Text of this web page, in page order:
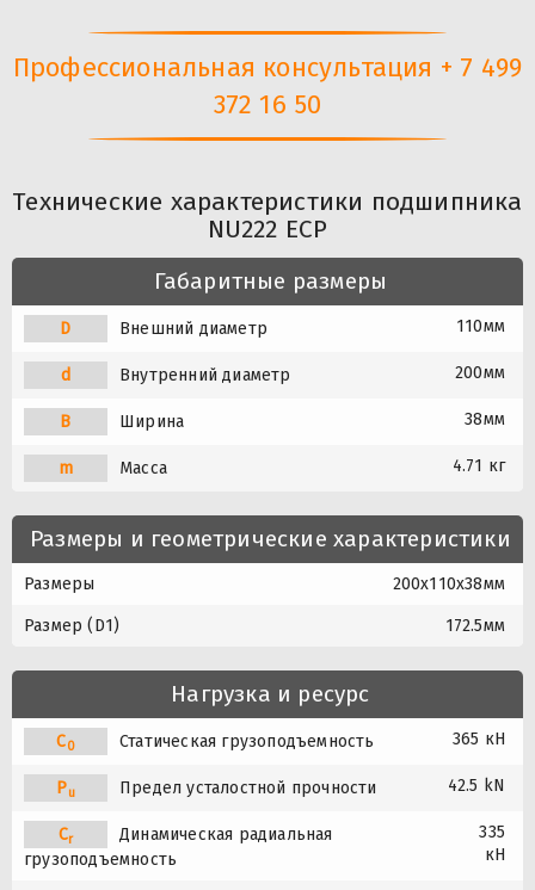
Профессиональная консультация + 7 499
372 16 50
Технические характеристики подшипника
NU222 ECP
Габаритные размеры
D Внешний диаметр 110мм
d Внутренний диаметр 200мм
B Ширина 38мм
m Масса 4.71 кг
Размеры и геометрические характеристики
Размеры 200x110x38мм
Размер (D1) 172.5мм
Нагрузка и ресурс
C0 Статическая грузоподъемность 365 кН
Pu Предел усталостной прочности 42.5 kN
Cr
Динамическая радиальная
грузоподъемность
335
кН